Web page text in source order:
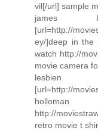
vil[/url] sample
james
[url=http://
ey/]deep in the
watch http://
movie camera
[url=http://
http://
retro movie t